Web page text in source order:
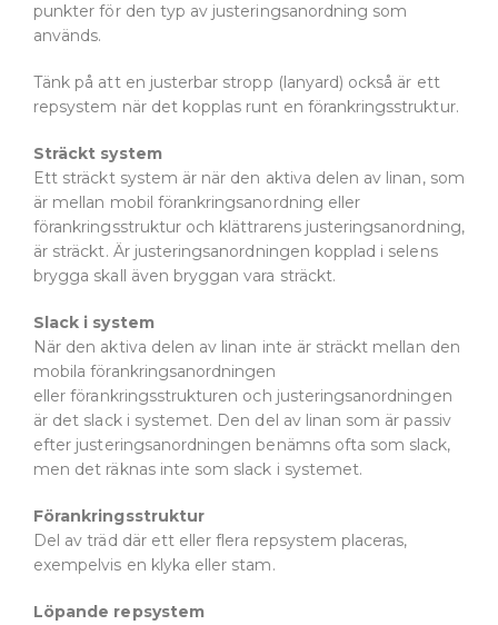
punkter för den typ av justeringsanordning som
används.
Tänk på att en justerbar stropp (lanyard) också är ett
repsystem när det kopplas runt en förankringsstruktur.
Sträckt system
Ett sträckt system är när den aktiva delen av linan, som
är mellan mobil förankringsanordning eller
förankringsstruktur och klättrarens justeringsanordning,
är sträckt. Är justeringsanordningen kopplad i selens
brygga skall även bryggan vara sträckt.
Slack i system
När den aktiva delen av linan inte är sträckt mellan den
mobila förankringsanordningen
eller förankringsstrukturen och justeringsanordningen
är det slack i systemet. Den del av linan som är passiv
efter justeringsanordningen benämns ofta som slack,
men det räknas inte som slack i systemet.
Förankringsstruktur
Del av träd där ett eller flera repsystem placeras,
exempelvis en klyka eller stam.
Löpande repsystem